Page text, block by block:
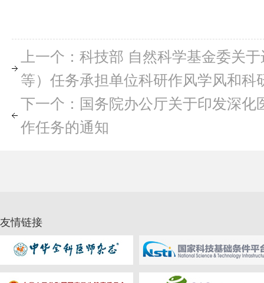
上一个：科技部 自然科学基金委关
等）任务承担单位科研作风学风和科
下一个：国务院办公厅关于印发深
作任务的通知
友情链接